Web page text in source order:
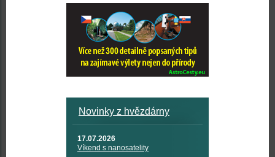
Novinky z hvězdárny
17.07.2026
Víkend s nanosatelity